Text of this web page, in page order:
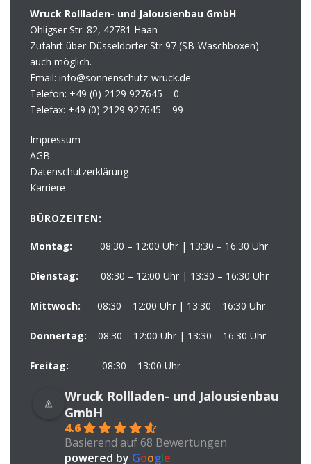
Wruck Rollladen- und Jalousienbau GmbH
Ohligser Str. 82, 42781 Haan
Zufahrt über Düsseldorfer Str 97 (SB-Waschboxen)
auch möglich.
Email: info@sonnenschutz-wruck.de
Telefon: +49 (0) 2129 927645 – 0
Telefax: +49 (0) 2129 927645 – 99
Impressum
AGB
Datenschutzerklärung
Karriere
BÜROZEITEN:
Montag: 08:30 – 12:00 Uhr | 13:30 – 16:30 Uhr
Dienstag: 08:30 – 12:00 Uhr | 13:30 – 16:30 Uhr
Mittwoch: 08:30 – 12:00 Uhr | 13:30 – 16:30 Uhr
Donnertag: 08:30 – 12:00 Uhr | 13:30 – 16:30 Uhr
Freitag: 08:30 – 13:00 Uhr
Wruck Rollladen- und Jalousienbau
GmbH
4.6
Basierend auf 68 Bewertungen
powered by Google